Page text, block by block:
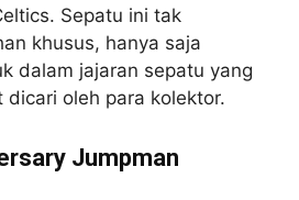
Sepatu ini tak
khusus, hanya saja
dalam jajaran sepatu yang
dicari oleh para kolektor.
Jumpman